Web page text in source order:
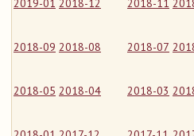
2019-01 2018-12 2018-11
2018-09 2018-08 2018-07
2018-05 2018-04 2018-03